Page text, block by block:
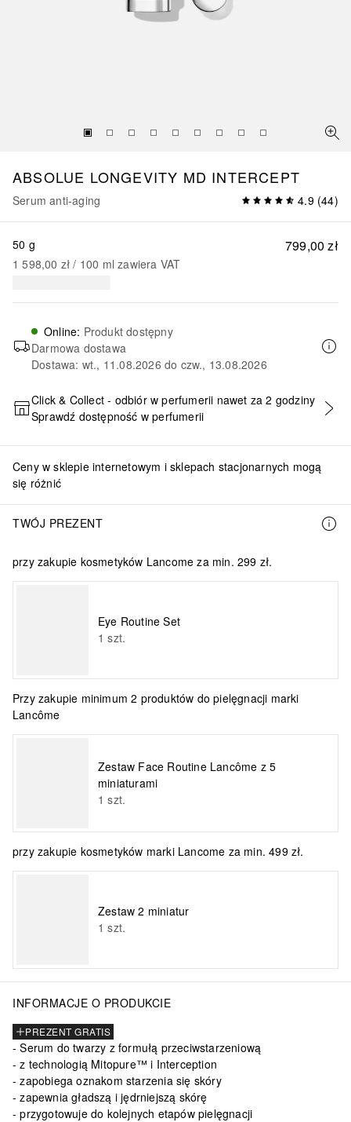
ABSOLUE LONGEVITY MD INTERCEPT
Serum anti-aging 4.9(44)
799,00 zł
50 g
1 598,00 zł / 100 ml zawiera VAT
Online: Produkt dostępny
Darmowa dostawa
Dostawa: wt., 11.08.2026 do czw., 13.08.2026
DODAJ DO KOSZYKA
Click & Collect - odbiór w perfumerii nawet za 2 godziny
Sprawdź dostępność w perfumerii
Ceny w sklepie internetowym i sklepach stacjonarnych mogą
się różnić
TWÓJ PREZENT
przy zakupie kosmetyków Lancome za min. 299 zł.
Eye Routine Set
1 szt.
Przy zakupie minimum 2 produktów do pielęgnacji marki
Lancôme
Zestaw Face Routine Lancôme z 5
miniaturami
1 szt.
przy zakupie kosmetyków marki Lancome za min. 499 zł.
Zestaw 2 miniatur
1 szt.
INFORMACJE O PRODUKCIE
PREZENT GRATIS
Serum do twarzy z formułą przeciwstarzeniową
z technologią Mitopure™ i Interception
zapobiega oznakom starzenia się skóry
zapewnia gładszą i jędrniejszą skórę
przygotowuje do kolejnych etapów pielęgnacji